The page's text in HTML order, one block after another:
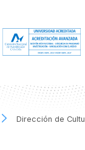
Dirección de